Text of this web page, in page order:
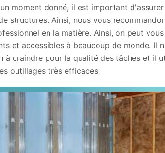
moment donné, il est important
structures. Ainsi, nous vous
en la matière. Ainsi, on peut
et accessibles à beaucoup de monde. Il
à craindre pour la qualité des tâches et il
outillages très efficaces.